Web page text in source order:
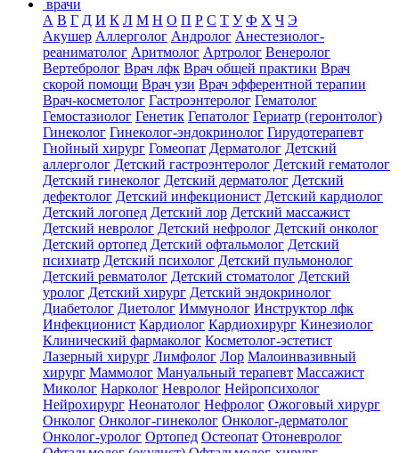
врачи
А В Г Д И К Л М Н О П Р С Т У Ф Х Ч Э
Акушер Аллерголог Андролог Анестезиолог-
реаниматолог Аритмолог Артролог Венеролог
Вертебролог Врач лфк Врач общей практики Врач
скорой помощи Врач узи Врач эфферентной терапии
Врач-косметолог Гастроэнтеролог Гематолог
Гемостазиолог Генетик Гепатолог Гериатр (геронтолог)
Гинеколог Гинеколог-эндокринолог Гирудотерапевт
Гнойный хирург Гомеопат Дерматолог Детский
аллерголог Детский гастроэнтеролог Детский гематолог
Детский гинеколог Детский дерматолог Детский
дефектолог Детский инфекционист Детский кардиолог
Детский логопед Детский лор Детский массажист
Детский невролог Детский нефролог Детский онколог
Детский ортопед Детский офтальмолог Детский
психиатр Детский психолог Детский пульмонолог
Детский ревматолог Детский стоматолог Детский
уролог Детский хирург Детский эндокринолог
Диабетолог Диетолог Иммунолог Инструктор лфк
Инфекционист Кардиолог Кардиохирург Кинезиолог
Клинический фармаколог Косметолог-эстетист
Лазерный хирург Лимфолог Лор Малоинвазивный
хирург Маммолог Мануальный терапевт Массажист
Миколог Нарколог Невролог Нейропсихолог
Нейрохирург Неонатолог Нефролог Ожоговый хирург
Онколог Онколог-гинеколог Онколог-дерматолог
Онколог-уролог Ортопед Остеопат Отоневролог